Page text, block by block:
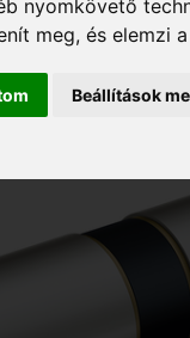
nyomkövető
meg, és elemzi
Beállítások
Nikkel fogazott